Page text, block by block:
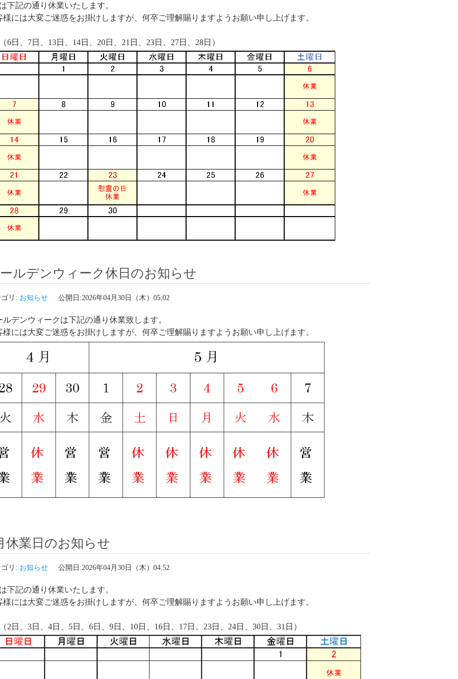
下記の通り休業いたします。
様には大変ご迷惑をお掛けしますが、何卒ご理解賜りますようお願い申し上げます。
6日、7日、13日、14日、20日、21日、23日、27日、28日）
ルデンウィーク休日のお知らせ
リ: お知らせ 公開日:2026年04月30日（木）05:02
ルデンウィークは下記の通り休業致します。
様には大変ご迷惑をお掛けしますが、何卒ご理解賜りますようお願い申し上げます。
休業日のお知らせ
リ: お知らせ 公開日:2026年04月30日（木）04:52
下記の通り休業いたします。
様には大変ご迷惑をお掛けしますが、何卒ご理解賜りますようお願い申し上げます。
2日、3日、4日、5日、6日、9日、10日、16日、17日、23日、24日、30日、31日）